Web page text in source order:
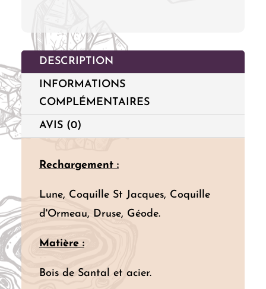
DESCRIPTION
INFORMATIONS
COMPLÉMENTAIRES
AVIS (0)
Rechargement :
Lune, Coquille St Jacques, Coquille
d'Ormeau, Druse, Géode.
Matière :
Bois de Santal et acier.